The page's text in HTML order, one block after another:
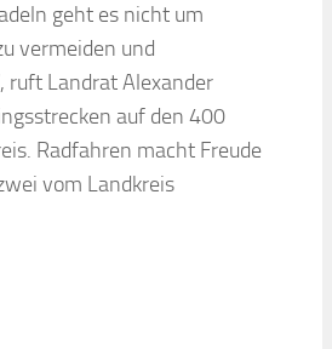
geht es nicht um
vermeiden und
ruft Landrat Alexander
auf den 400
Radfahren macht Freude
vom Landkreis